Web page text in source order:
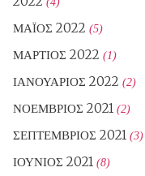
ΜΆΙΟΣ 2022 (5)
ΜΆΡΤΙΟΣ 2022 (1)
ΙΑΝΟΥΆΡΙΟΣ 2022 (2)
ΝΟΈΜΒΡΙΟΣ 2021 (2)
ΣΕΠΤΈΜΒΡΙΟΣ 2021 (3)
ΙΟΎΝΙΟΣ 2021 (8)